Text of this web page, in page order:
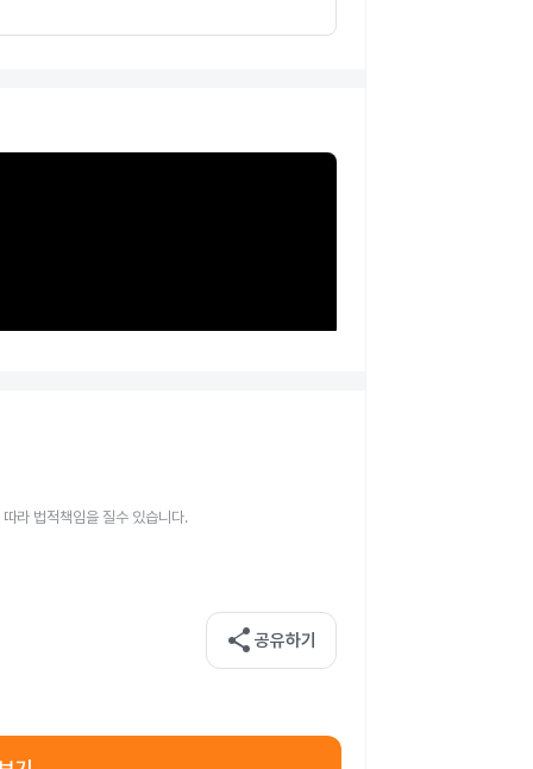
라 법적책임을 질수 있습니다.
share 공유하기